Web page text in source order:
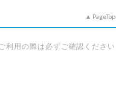
PageTop
利用の際は必ずご確認ください